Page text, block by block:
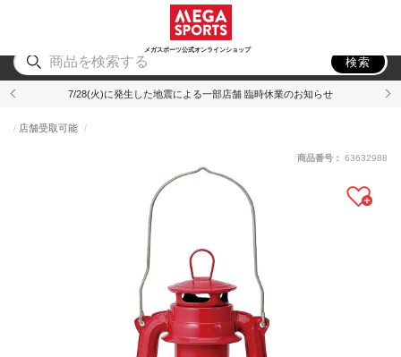
メガスポーツ公式オンラインショップ
アウトドア
検索
7/28(火)に発生した地震による一部店舗 臨時休業のお知らせ
店舗受取可能
商品番号： 63632988